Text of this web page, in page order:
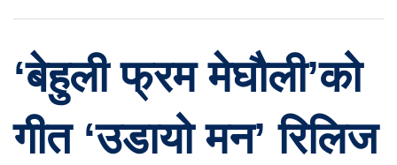
‘बेहुली फ्रम मेघौली’को
गीत ‘उडायो मन’ रिलिज